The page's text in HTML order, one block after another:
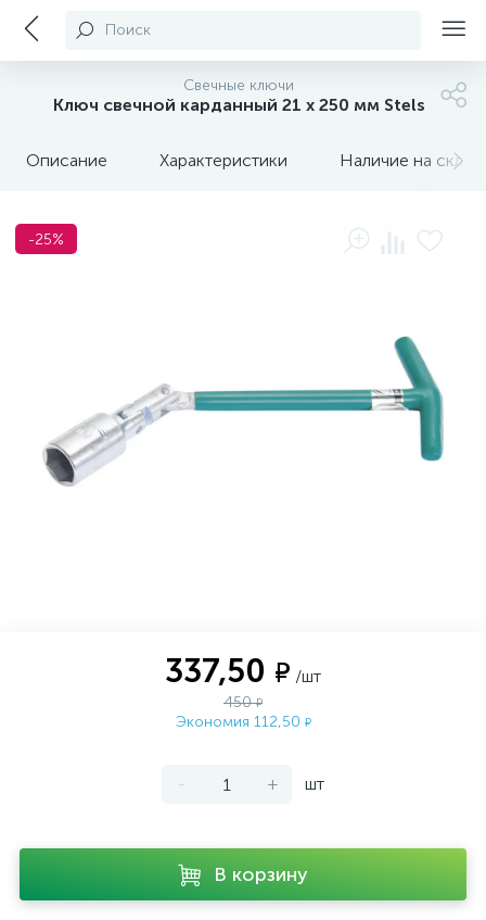
Поиск
Свечные ключи
Ключ свечной карданный 21 х 250 мм Stels
Описание Характеристики Наличие на
-25%
337,50 ₽ /шт
450₽
Экономия 112,50 ₽
- + шт
В корзину